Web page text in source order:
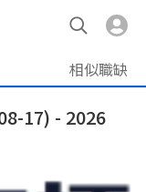
相似職缺
17) - 2026